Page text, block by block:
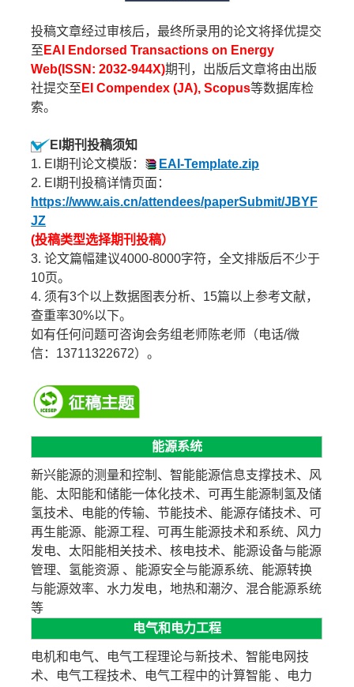
投稿文章经过审核后，最终所录用的论文将择优提交
至 EAI Endorsed Transactions on Energy
Web(ISSN: 2032-944X)期刊，出版后文章将由出版
社提交至 EI Compendex (JA), Scopus等数据库检
索。
EI期刊投稿须知
1. EI期刊论文模版：
EAI-Template.zip
2. EI期刊投稿详情页面：
https://www.ais.cn/attendees/paperSubmit/JBYF
JZ
(投稿类型选择期刊投稿）
3. 论文篇幅建议4000-8000字符，全文排版后不少于
10页。
4. 须有3个以上数据图表分析、15篇以上参考文献，
查重率30%以下。
如有任何问题可咨询会务组老师陈老师（电话/微
信：13711322672）。
能源系统
新兴能源的测量和控制、智能能源信息支撑技术、风
能、太阳能和储能一体化技术、可再生能源制氢及储
氢技术、电能的传输、节能技术、能源存储技术、可
再生能源、能源工程、可再生能源技术和系统、风力
发电、太阳能相关技术、核电技术、能源设备与能源
管理、氢能资源 、能源安全与能源系统、能源转换
与能源效率、水力发电，地热和潮汐、混合能源系统
等
电气和电力工程
电机和电气、电气工程理论与新技术、智能电网技
术、电气工程技术、电气工程中的计算智能 、电力